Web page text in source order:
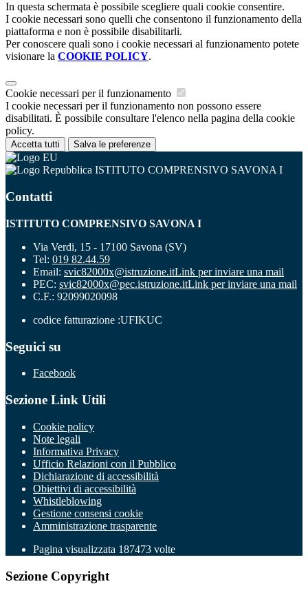
In questa schermata è possibile scegliere quali cookie consentire.
I cookie necessari sono quelli che consentono il funzionamento della
piattaforma e non è possibile disabilitarli.
Per conoscere quali sono i cookie necessari al funzionamento potete
visionare la COOKIE POLICY.
Cookie necessari per il funzionamento
I cookie necessari per il funzionamento non possono essere
disabilitati. È possibile consultare l'elenco nella pagina della cookie
policy.
Accetta tutti Salva le preferenze
ISTITUTO COMPRENSIVO SAVONA I
Contatti
ISTITUTO COMPRENSIVO SAVONA I
Via Verdi, 15 - 17100 Savona (SV)
Tel: 019 82.44.59
Email: svic82000x@istruzione.itLink per inviare una mail
PEC: svic82000x@pec.istruzione.itLink per inviare una mail
C.F.: 92099020098
codice fatturazione :UFIKUC
Seguici su
Facebook
Sezione Link Utili
Cookie policy
Note legali
Informativa Privacy
Ufficio Relazioni con il Pubblico
Dichiarazione di accessibilità
Obiettivi di accessibilità
Whistleblowing
Gestione consensi cookie
Amministrazione trasparente
Pagina visualizzata 187473 volte
Sezione Copyright